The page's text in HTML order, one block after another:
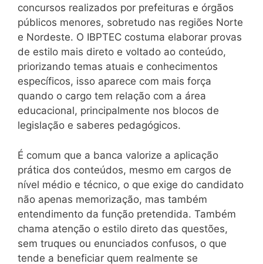
concursos realizados por prefeituras e órgãos
públicos menores, sobretudo nas regiões Norte
e Nordeste. O IBPTEC costuma elaborar provas
de estilo mais direto e voltado ao conteúdo,
priorizando temas atuais e conhecimentos
específicos, isso aparece com mais força
quando o cargo tem relação com a área
educacional, principalmente nos blocos de
legislação e saberes pedagógicos.
É comum que a banca valorize a aplicação
prática dos conteúdos, mesmo em cargos de
nível médio e técnico, o que exige do candidato
não apenas memorização, mas também
entendimento da função pretendida. Também
chama atenção o estilo direto das questões,
sem truques ou enunciados confusos, o que
tende a beneficiar quem realmente se